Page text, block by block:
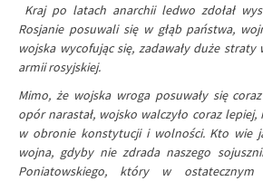
Kraj po latach anarchii ledwo zdołał
Rosjanie posuwali się w głąb państwa,
wojska wycofując się, zadawały duże
armii rosyjskiej.
Mimo, że wojska wroga posuwały się
opór narastał, wojsko walczyło coraz
w obronie konstytucji i wolności. Kto wie
wojna, gdyby nie zdrada naszego
Poniatowskiego, który w ostatecznym